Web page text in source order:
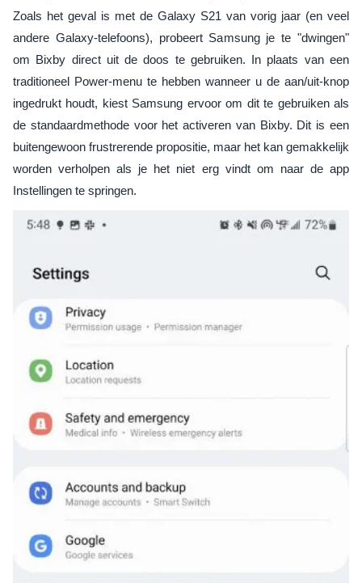
Zoals het geval is met de Galaxy S21 van vorig jaar (en veel
andere Galaxy-telefoons), probeert Samsung je te "dwingen"
om Bixby direct uit de doos te gebruiken. In plaats van een
traditioneel Power-menu te hebben wanneer u de aan/uit-knop
ingedrukt houdt, kiest Samsung ervoor om dit te gebruiken als
de standaardmethode voor het activeren van Bixby. Dit is een
buitengewoon frustrerende propositie, maar het kan gemakkelijk
worden verholpen als je het niet erg vindt om naar de app
Instellingen te springen.